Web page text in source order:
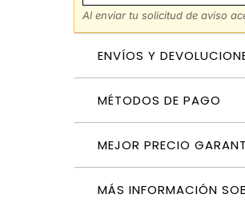
Al enviar tu solicitud de aviso
ENVÍOS Y
MÉTODOS DE PAGO
MEJOR PRECIO
MÁS INFORMACIÓN